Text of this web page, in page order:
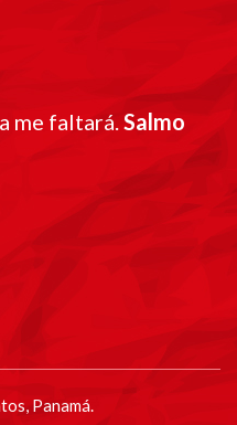
me faltará. Salmo
Panamá.